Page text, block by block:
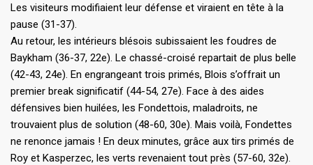
Les visiteurs modifiaient leur défense et viraient en tête à la
pause (31-37).
Au retour, les intérieurs blésois subissaient les foudres de
Baykham (36-37, 22e). Le chassé-croisé repartait de plus belle
(42-43, 24e). En engrangeant trois primés, Blois s’offrait un
premier break significatif (44-54, 27e). Face à des aides
défensives bien huilées, les Fondettois, maladroits, ne
trouvaient plus de solution (48-60, 30e). Mais voilà, Fondettes
ne renonce jamais ! En deux minutes, grâce aux tirs primés de
Roy et Kasperzec, les verts revenaient tout près (57-60, 32e).